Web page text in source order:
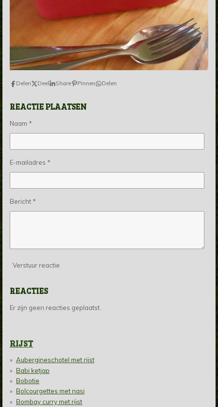
Delen Deel Share Pinnen Delen
REACTIE PLAATSEN
Naam *
E-mailadres *
Bericht *
Verstuur reactie
REACTIES
Er zijn geen reacties geplaatst.
RIJST
Aubergineschotel met rijst
Babi ketjap
Bobotie
Bolcourgettes met nasi
Bombay curry met rijst